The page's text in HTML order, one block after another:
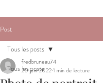
Post
Tous les posts
Tous les posts
fredbruneau74
20 juin 20221 min de lecture